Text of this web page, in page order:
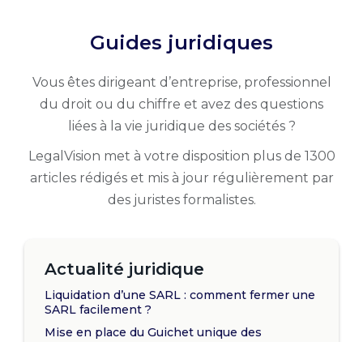
Guides juridiques
Vous êtes dirigeant d’entreprise, professionnel
du droit ou du chiffre et avez des questions
liées à la vie juridique des sociétés ?
LegalVision met à votre disposition plus de 1300
articles rédigés et mis à jour régulièrement par
des juristes formalistes.
Actualité juridique
Liquidation d’une SARL : comment fermer une
SARL facilement ?
Mise en place du Guichet unique des